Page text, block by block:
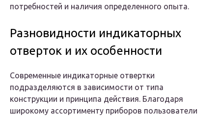
потребностей и наличия определенного опыта.
Разновидности индикаторных
отверток и их особенности
Современные индикаторные отвертки
подразделяются в зависимости от типа
конструкции и принципа действия. Благодаря
широкому ассортименту приборов пользователи